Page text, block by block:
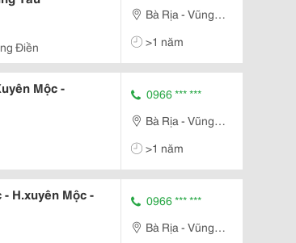
Điền
Bà Rịa - Vũng
>1 năm
Mộc -
0966 *** ***
Bà Rịa - Vũng
>1 năm
H.xuyên Mộc -
0966 *** ***
Bà Rịa - Vũng